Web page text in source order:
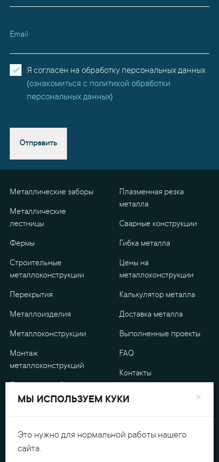
Email
Я согласен на обработку персональных данных
(ознакомиться с политикой обработки
персональных данных)
Отправить
Металлические заборы
Металлические
лестницы
Фермы
Строительные
металлоконструкции
Перекрытия
Металлоизделия
Металлоконструкции
Монтаж
металлоконструкций
Уличные
металлоизделия
Обработка металла
Плазменная резка
металла
Сварные конструкции
Гибка металла
Цены на
металлоконструкции
Калькулятор металла
Доставка металла
Выполненные проекты
FAQ
Контакты
Оплата
×
МЫ ИСПОЛЬЗУЕМ КУКИ
Это нужно для нормальной работы нашего
сайта.